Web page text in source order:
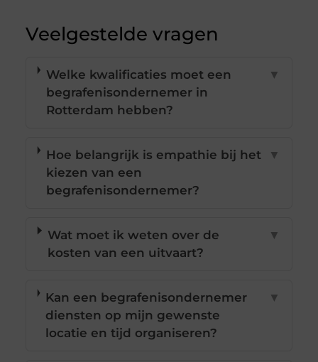
Veelgestelde vragen
Welke kwalificaties moet een
begrafenisondernemer in
Rotterdam hebben?
▼
Hoe belangrijk is empathie bij het
kiezen van een
begrafenisondernemer?
▼
Wat moet ik weten over de
kosten van een uitvaart?
▼
Kan een begrafenisondernemer
diensten op mijn gewenste
locatie en tijd organiseren?
▼